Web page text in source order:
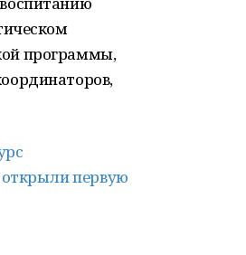
программы,
открыли первую